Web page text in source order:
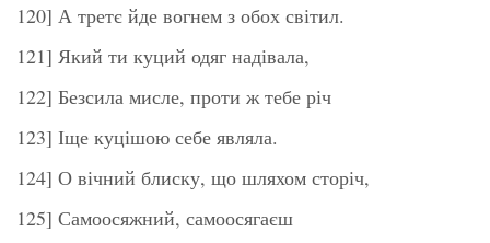
120] А третє йде вогнем з обох світил.
121] Який ти куций одяг надівала,
122] Безсила мисле, проти ж тебе річ
123] Іще куцішою себе являла.
124] О вічний блиску, що шляхом сторіч,
125] Самоосяжний, самоосягаєш